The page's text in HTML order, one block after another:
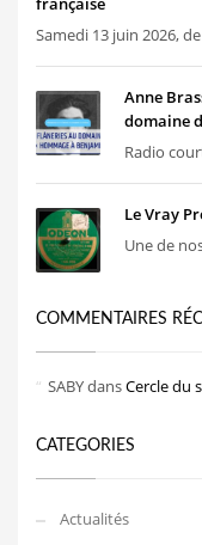
Samedi 13 juin 2026,
Anne
domaine
Radio
Le Vray
Une de
COMMENTAIRES
SABYdansCercle du
CATEGORIES
Actualités